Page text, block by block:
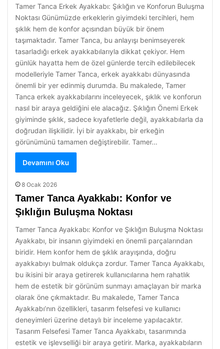
Tamer Tanca Erkek Ayakkabı: Şıklığın ve Konforun Buluşma
Noktası Günümüzde erkeklerin giyimdeki tercihleri, hem
şıklık hem de konfor açısından büyük bir önem
taşımaktadır. Tamer Tanca, bu anlayışı benimseyerek
tasarladığı erkek ayakkabılarıyla dikkat çekiyor. Hem
günlük hayatta hem de özel günlerde tercih edilebilecek
modelleriyle Tamer Tanca, erkek ayakkabı dünyasında
önemli bir yer edinmiş durumda. Bu makalede, Tamer
Tanca erkek ayakkabılarını inceleyecek, şıklık ve konforun
nasıl bir araya geldiğini ele alacağız. Şıklığın Önemi Erkek
giyiminde şıklık, sadece kıyafetlerle değil, ayakkabılarla da
doğrudan ilişkilidir. İyi bir ayakkabı, bir erkeğin
görünümünü tamamen değiştirebilir. Tamer…
Devamını Oku
8 Ocak 2026
Tamer Tanca Ayakkabı: Konfor ve
Şıklığın Buluşma Noktası
Tamer Tanca Ayakkabı: Konfor ve Şıklığın Buluşma Noktası
Ayakkabı, bir insanın giyimdeki en önemli parçalarından
biridir. Hem konfor hem de şıklık arayışında, doğru
ayakkabıyı bulmak oldukça zordur. Tamer Tanca Ayakkabı,
bu ikisini bir araya getirerek kullanıcılarına hem rahatlık
hem de estetik bir görünüm sunmayı amaçlayan bir marka
olarak öne çıkmaktadır. Bu makalede, Tamer Tanca
Ayakkabı’nın özellikleri, tasarım felsefesi ve kullanıcı
deneyimleri üzerine detaylı bir inceleme yapılacaktır.
Tasarım Felsefesi Tamer Tanca Ayakkabı, tasarımında
estetik ve işlevselliği bir araya getirir. Marka, ayakkabıların